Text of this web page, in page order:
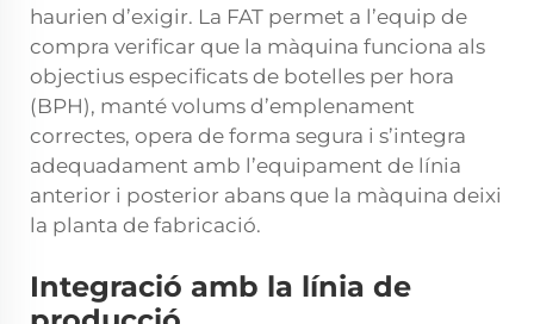
haurien d’exigir. La FAT permet a l’equip de
compra verificar que la màquina funciona als
objectius especificats de botelles per hora
(BPH), manté volums d’emplenament
correctes, opera de forma segura i s’integra
adequadament amb l’equipament de línia
anterior i posterior abans que la màquina deixi
la planta de fabricació.
Integració amb la línia de